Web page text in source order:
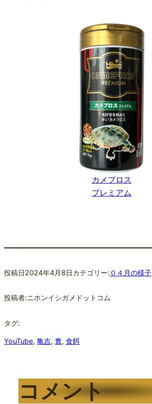
カメプロス
プレミアム
投稿日2024年4月8日カテゴリー: ０４月の様子
投稿者:ニホンイシガメドットコム
タグ:
YouTube, 亀吉, 糞, 食餌
コメント